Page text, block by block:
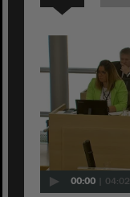
00:00 04:02